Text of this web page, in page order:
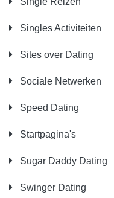
Singles Activiteiten
Sites over Dating
Sociale Netwerken
Speed Dating
Startpagina's
Sugar Daddy Dating
Swinger Dating